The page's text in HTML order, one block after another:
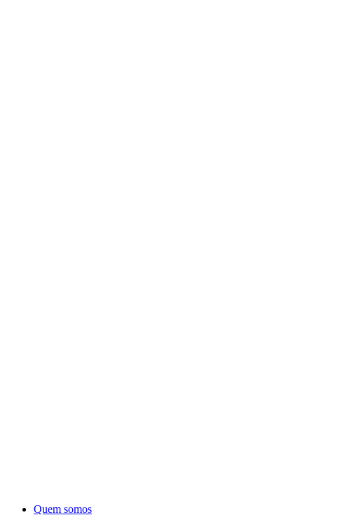
Quem somos